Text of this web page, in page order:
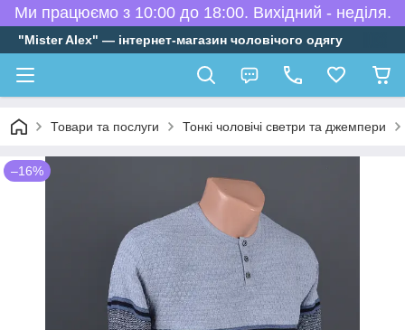
Ми працюємо з 10:00 до 18:00. Вихідний - неділя.
"Mister Alex" — інтернет-магазин чоловічого одягу
Товари та послуги Тонкі чоловічі светри та джемпери
–16%